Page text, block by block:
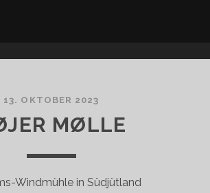
13. OKTOBER 2023
MØLLE
Windmühle in Südjütland